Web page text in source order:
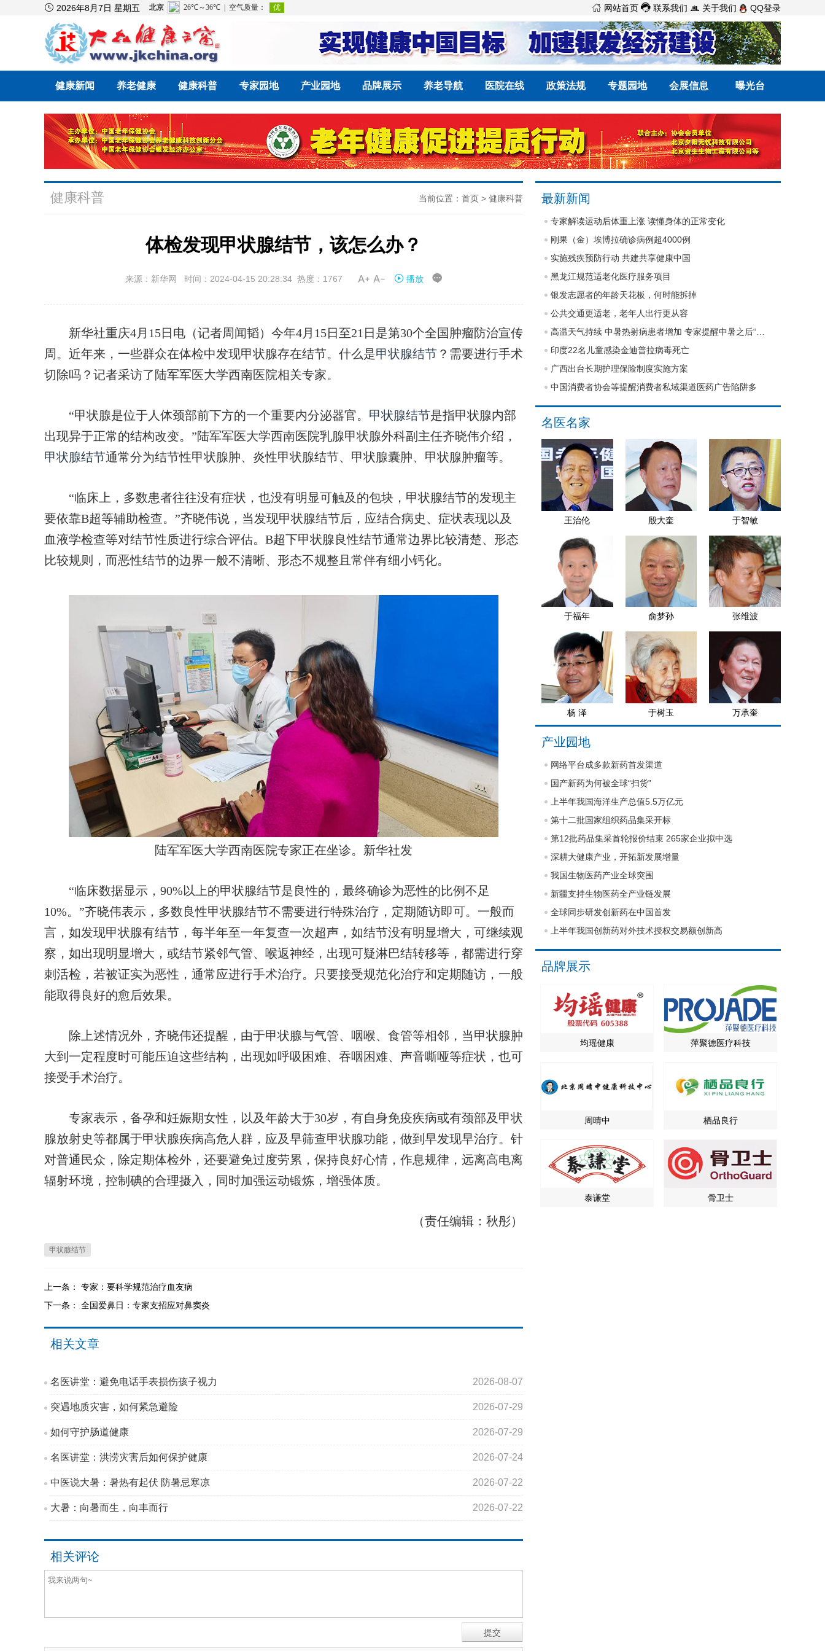
 2026年8月7日 星期五  网站首页  联系我们  关于我们 QQ登录
健康新闻 养老健康 健康科普 专家园地 产业园地 品牌展示 养老导航 医院在线 政策法规 专题园地 会展信息 曝光台
健康科普 当前位置： 首页 > 健康科普
体检发现甲状腺结节，该怎么办？
来源：新华网 时间：2024-04-15 20:28:34 热度：1767  播放 
新华社重庆4月15日电（记者周闻韬）今年4月15日至21日是第30个全国肿瘤防治宣传
周。近年来，一些群众在体检中发现甲状腺存在结节。什么是甲状腺结节 ？需要进行手术
切除吗？记者采访了陆军军医大学西南医院相关专家。
“甲状腺是位于人体颈部前下方的一个重要内分泌器官。 甲状腺结节是指甲状腺内部
出现异于正常的结构改变。”陆军军医大学西南医院乳腺甲状腺外科副主任齐晓伟介绍，
甲状腺结节通常分为结节性甲状腺肿、炎性甲状腺结节、甲状腺囊肿、甲状腺肿瘤等。
“临床上，多数患者往往没有症状，也没有明显可触及的包块，甲状腺结节的发现主
要依靠B超等辅助检查。”齐晓伟说，当发现甲状腺结节后，应结合病史、症状表现以及
血液学检查等对结节性质进行综合评估。B超下甲状腺良性结节通常边界比较清楚、形态
比较规则，而恶性结节的边界一般不清晰、形态不规整且常伴有细小钙化。
陆军军医大学西南医院专家正在坐诊。新华社发
“临床数据显示，90%以上的甲状腺结节是良性的，最终确诊为恶性的比例不足
10%。”齐晓伟表示，多数良性甲状腺结节不需要进行特殊治疗，定期随访即可。一般而
言，如发现甲状腺有结节，每半年至一年复查一次超声，如结节没有明显增大，可继续观
察，如出现明显增大，或结节紧邻气管、喉返神经，出现可疑淋巴结转移等，都需进行穿
刺活检，若被证实为恶性，通常应进行手术治疗。只要接受规范化治疗和定期随访，一般
能取得良好的愈后效果。
除上述情况外，齐晓伟还提醒，由于甲状腺与气管、咽喉、食管等相邻，当甲状腺肿
大到一定程度时可能压迫这些结构，出现如呼吸困难、吞咽困难、声音嘶哑等症状，也可
接受手术治疗。
专家表示，备孕和妊娠期女性，以及年龄大于30岁，有自身免疫疾病或有颈部及甲状
腺放射史等都属于甲状腺疾病高危人群，应及早筛查甲状腺功能，做到早发现早治疗。针
对普通民众，除定期体检外，还要避免过度劳累，保持良好心情，作息规律，远离高电离
辐射环境，控制碘的合理摄入，同时加强运动锻炼，增强体质。
（责任编辑：秋彤）
甲状腺结节
上一条： 专家：要科学规范治疗血友病
下一条： 全国爱鼻日：专家支招应对鼻窦炎
相关文章
名医讲堂：避免电话手表损伤孩子视力 2026-08-07
突遇地质灾害，如何紧急避险 2026-07-29
如何守护肠道健康 2026-07-29
名医讲堂：洪涝灾害后如何保护健康 2026-07-24
中医说大暑：暑热有起伏 防暑忌寒凉 2026-07-22
大暑：向暑而生，向丰而行 2026-07-22
相关评论
最新新闻
专家解读运动后体重上涨 读懂身体的正常变化
刚果（金）埃博拉确诊病例超4000例
实施残疾预防行动 共建共享健康中国
黑龙江规范适老化医疗服务项目
银发志愿者的年龄天花板，何时能拆掉
公共交通更适老，老年人出行更从容
印度22名儿童感染金迪普拉病毒死亡
广西出台长期护理保险制度实施方案
中国消费者协会等提醒消费者私域渠道医药广告陷阱多
名医名家
王治伦 殷大奎 于智敏
于福年 俞梦孙 张维波
杨 泽 于树玉 万承奎
产业园地
网络平台成多款新药首发渠道
国产新药为何被全球“扫货”
上半年我国海洋生产总值5.5万亿元
第十二批国家组织药品集采开标
第12批药品集采首轮报价结束 265家企业拟中选
深耕大健康产业，开拓新发展增量
我国生物医药产业全球突围
新疆支持生物医药全产业链发展
全球同步研发创新药在中国首发
上半年我国创新药对外技术授权交易额创新高
品牌展示
均瑶健康 萍聚德医疗科技
周晴中 栖品良行
泰谦堂 骨卫士